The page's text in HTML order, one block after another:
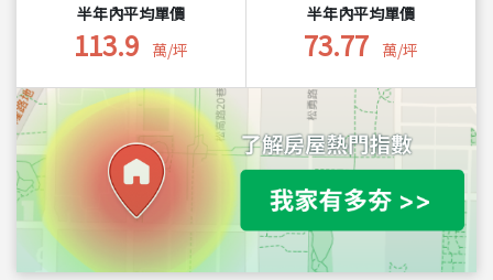
半年內平均單價
113.9 萬/坪
半年內平均單價
73.77 萬/坪